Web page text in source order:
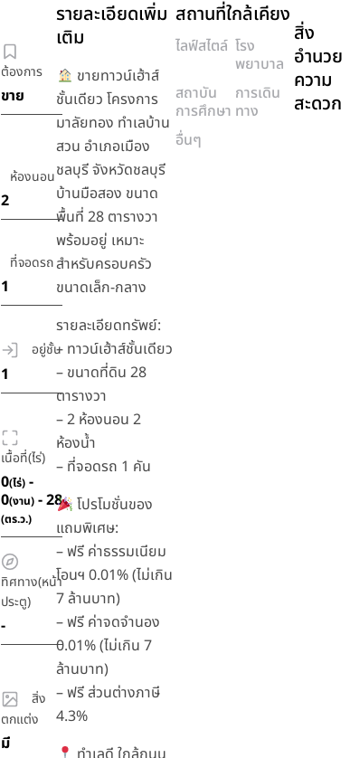
ต้องการ
ขาย
ห้องนอน
2
ที่จอดรถ
1
อยู่ชั้น
1
เนื้อที่(ไร่)
0(ไร่) -
0(งาน) - 28
(ตร.ว.)
ทิศทาง(หน้า
ประตู)
-
สิ่ง
ตกแต่ง
มี
รายละเอียดเพิ่ม
เติม
ขายทาวน์เฮ้าส์
ชั้นเดียว โครงการ
มาลัยทอง ทำเลบ้าน
สวน อำเภอเมือง
ชลบุรี จังหวัดชลบุรี
บ้านมือสอง ขนาด
พื้นที่ 28 ตารางวา
พร้อมอยู่ เหมาะ
สำหรับครอบครัว
ขนาดเล็ก-กลาง
รายละเอียดทรัพย์:
– ทาวน์เฮ้าส์ชั้นเดียว
– ขนาดที่ดิน 28
ตารางวา
– 2 ห้องนอน 2
ห้องน้ำ
– ที่จอดรถ 1 คัน
โปรโมชั่นของ
แถมพิเศษ:
– ฟรี ค่าธรรมเนียม
โอนฯ 0.01% (ไม่เกิน
7 ล้านบาท)
– ฟรี ค่าจดจำนอง
0.01% (ไม่เกิน 7
ล้านบาท)
– ฟรี ส่วนต่างภาษี
4.3%
สถานที่ใกล้เคียง
ไลฟ์สไตล์ โรง
พยาบาล
สถาบัน
การศึกษา
การเดิน
ทาง
อื่นๆ
สิ่ง
อำนวย
ความ
สะดวก